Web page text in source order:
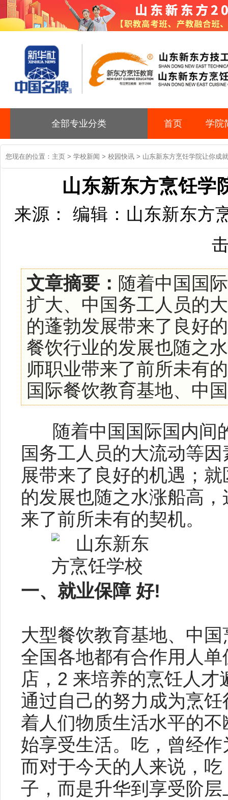
全部专业分类 首页 学院
您现在的位置： 主页 > 学校新闻 > 校园快讯 > 山东新东方烹饪学院让你成
山东新东方烹饪学
来源： 编辑：山东新东
文章摘要： 随着中国国
扩大、中国务工人员的
的蓬勃发展带来了良好
餐饮行业的发展也随之
师职业带来了前所未有
国际餐饮教育基地、中国
随着中国国际国内间
国务工人员的大流动等
展带来了良好的机遇；
的发展也随之水涨船高
来了前所未有的契机。
一、就业保障 好!
大型餐饮教育基地、中
全国各地都有合作用人
店，2 来培养的烹饪人
通过自己的努力成为烹
着人们物质生活水平的
始享受生活。吃，曾经
而对于今天的人来说，
子，而是升华到享受阶